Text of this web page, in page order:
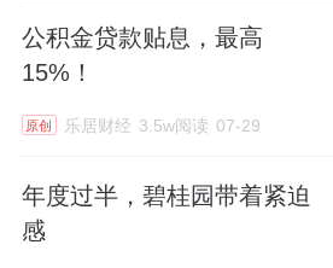
公积金贷款贴息，最高
15%！
原创 乐居财经 3.5w阅读 07-29
年度过半，碧桂园带着紧迫
感